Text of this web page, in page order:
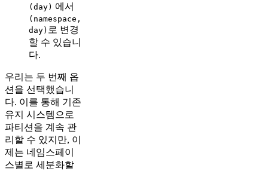
(day) 에서
(namespace,
day) 로 변경
할 수 있습니
다.
우리는 두 번째 옵
션을 선택했습니
다. 이를 통해 기존
유지 시스템으로
파티션을 계속 관
리할 수 있지만, 이
제는 네임스페이
스별로 세분화할